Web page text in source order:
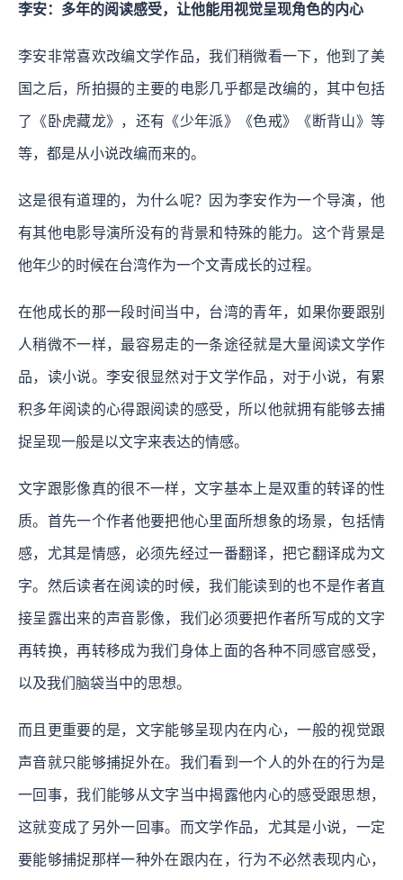
李安：多年的阅读感受，让他能用视觉呈现角色的内心
李安非常喜欢改编文学作品，我们稍微看一下，他到了美
国之后，所拍摄的主要的电影几乎都是改编的，其中包括
了《卧虎藏龙》，还有《少年派》《色戒》《断背山》等
等，都是从小说改编而来的。
这是很有道理的，为什么呢？因为李安作为一个导演，他
有其他电影导演所没有的背景和特殊的能力。这个背景是
他年少的时候在台湾作为一个文青成长的过程。
在他成长的那一段时间当中，台湾的青年，如果你要跟别
人稍微不一样，最容易走的一条途径就是大量阅读文学作
品，读小说。李安很显然对于文学作品，对于小说，有累
积多年阅读的心得跟阅读的感受，所以他就拥有能够去捕
捉呈现一般是以文字来表达的情感。
文字跟影像真的很不一样，文字基本上是双重的转译的性
质。首先一个作者他要把他心里面所想象的场景，包括情
感，尤其是情感，必须先经过一番翻译，把它翻译成为文
字。然后读者在阅读的时候，我们能读到的也不是作者直
接呈露出来的声音影像，我们必须要把作者所写成的文字
再转换，再转移成为我们身体上面的各种不同感官感受，
以及我们脑袋当中的思想。
而且更重要的是，文字能够呈现内在内心，一般的视觉跟
声音就只能够捕捉外在。我们看到一个人的外在的行为是
一回事，我们能够从文字当中揭露他内心的感受跟思想，
这就变成了另外一回事。而文学作品，尤其是小说，一定
要能够捕捉那样一种外在跟内在，行为不必然表现内心，